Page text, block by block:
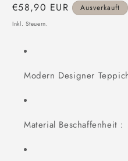
Normaler
Preis
€58,90 EUR Ausverkauft
Inkl. Steuern.
Modern Designer
Material Beschaffenheit